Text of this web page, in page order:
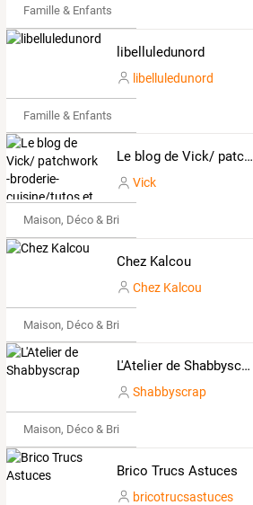
Famille & Enfants
libelluledunord
libelluledunord
Famille & Enfants
Le blog de Vick/ patchwork -broderie-cuisine/tutos et recettes
Vick
Maison, Déco & Bricolage
Chez Kalcou
Chez Kalcou
Maison, Déco & Bricolage
L'Atelier de Shabbyscrap
Shabbyscrap
Maison, Déco & Bricolage
Brico Trucs Astuces
bricotrucsastuces